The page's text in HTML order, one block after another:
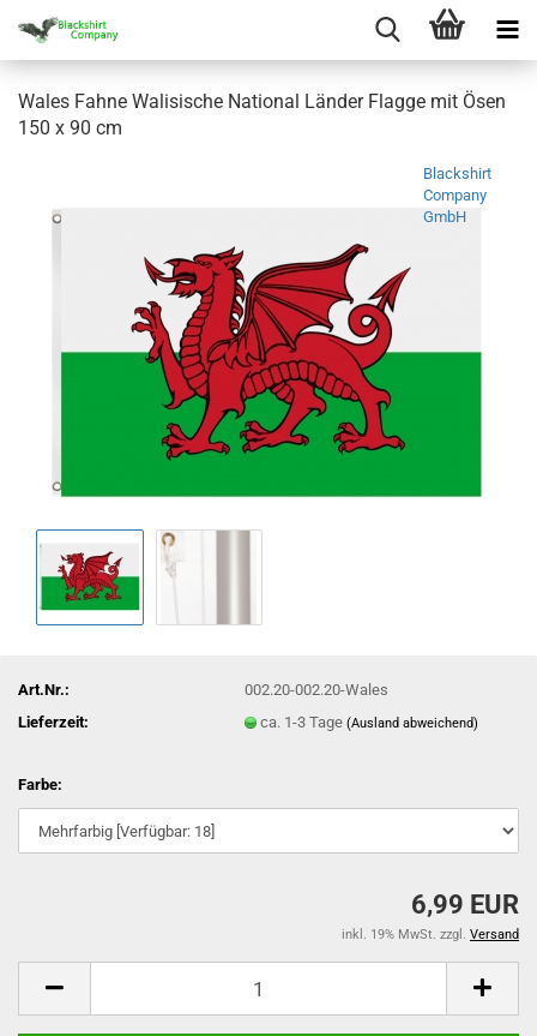
Wales Fahne Walisische National Länder Flagge mit Ösen
150 x 90 cm
Blackshirt
Company
GmbH
Art.Nr.:
002.20-002.20-Wales
Lieferzeit:
ca. 1-3 Tage(Ausland abweichend)
Farbe:
6,99 EUR
inkl. 19% MwSt. zzgl. Versand